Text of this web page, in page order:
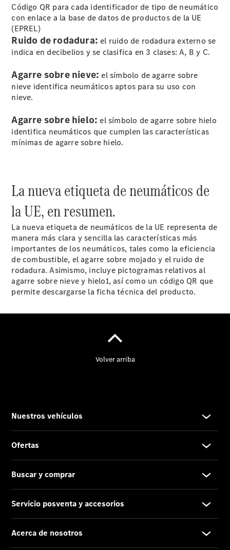
El
concesionario
Certificaciones
ISO
Actualidad
Servicio de
Proveedor/Protección
Código QR para cada identificador de tipo de neumático
con enlace a la base de datos de productos de la UE
(EPREL)
Ruido de rodadura: el ruido de rodadura externo se
indica en decibelios y se clasifica en 3 clases: A, B y C.
Agarre sobre nieve: el símbolo de agarre sobre
nieve identifica neumáticos aptos para su uso con
nieve.
Agarre sobre hielo: el símbolo de agarre sobre hielo
identifica neumáticos que cumplen las características
mínimas de agarre sobre hielo.
La nueva etiqueta de neumáticos de
la UE, en resumen.
La nueva etiqueta de neumáticos de la UE representa de
manera más clara y sencilla las características más
importantes de los neumáticos, tales como la eficiencia
de combustible, el agarre sobre mojado y el ruido de
rodadura. Asimismo, incluye pictogramas relativos al
agarre sobre nieve y hielo1, así como un código QR que
permite descargarse la ficha técnica del producto.